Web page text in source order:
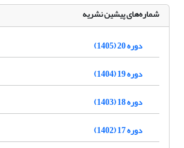
شماره‌های پیشین نشریه
دوره 20 (1405)
دوره 19 (1404)
دوره 18 (1403)
دوره 17 (1402)